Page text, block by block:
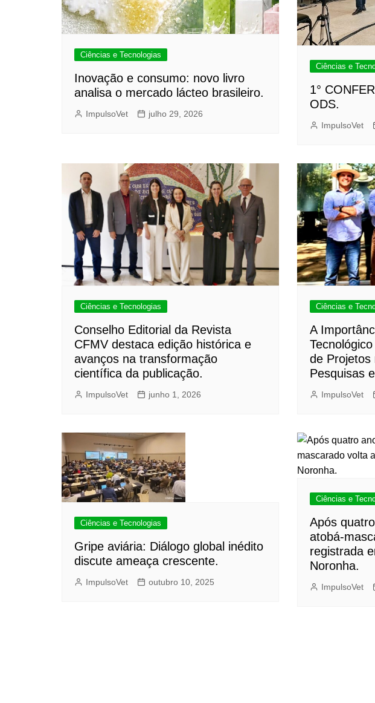
Ciências e Tecnologias
Inovação e consumo: novo livro
analisa o mercado lácteo brasileiro.
ImpulsoVet julho 29, 2026
Ciências e
1°
ODS.
ImpulsoVet
Ciências e Tecnologias
Conselho Editorial da Revista
CFMV destaca edição histórica e
avanços na transformação
científica da publicação.
ImpulsoVet junho 1, 2026
Ciências e
A
de Projetos
Pesquisas
ImpulsoVet
Ciências e Tecnologias
Gripe aviária: Diálogo global inédito
discute ameaça crescente.
ImpulsoVet outubro 10, 2025
Ciências e
Após
atobá-
registrada
Noronha.
ImpulsoVet